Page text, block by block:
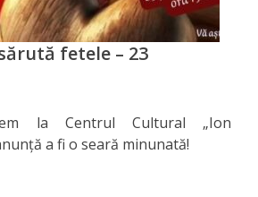
fetele – 23
la Centrul Cultural „Ion
a fi o seară minunată!